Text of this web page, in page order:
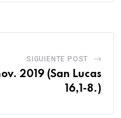
SIGUIENTE POST
2019 (San Lucas
16,1-8.)